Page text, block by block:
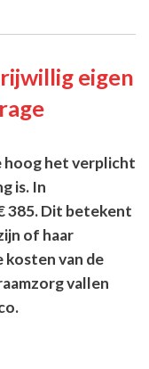
eigen
hoog het verplicht
is. In
385. Dit betekent
of haar
van de
vallen